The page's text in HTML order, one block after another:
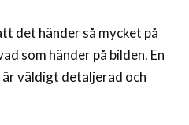
det händer så mycket på
som händer på bilden. En
väldigt detaljerad och